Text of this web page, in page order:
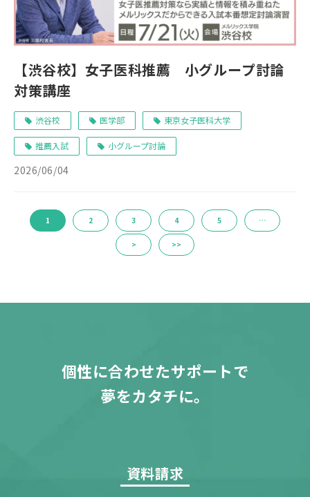
【渋谷校】女子医科推薦 小グループ討論
対策講座
渋谷校 医学部 東京女子医科大学
推薦入試 小グループ討論
2026/06/04
1 2 3 4 5 …
> >>
個性に合わせたサポートで
夢をカタチに。
資料請求